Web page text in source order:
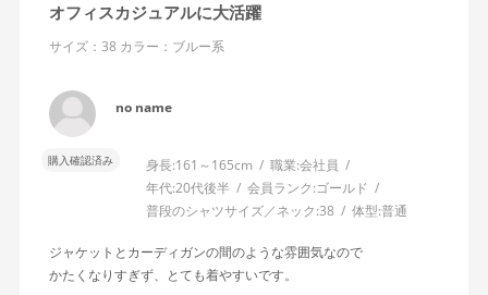
オフィスカジュアルに大活躍
サイズ：38 カラー：ブルー系
no name
購入確認済み 身長:161～165cm 職業:会社員
年代:20代後半 会員ランク:ゴールド
普段のシャツサイズ／ネック:38 体型:普通
ジャケットとカーディガンの間のような雰囲気なので
かたくなりすぎず、とても着やすいです。